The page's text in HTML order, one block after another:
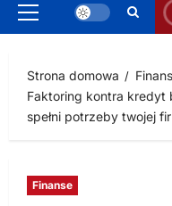
Menu
Strona domowa
Faktoring kontra kredyt
spełni potrzeby twojej
Finanse